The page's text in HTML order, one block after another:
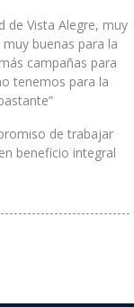
de Vista Alegre, muy
buenas para la
campañas para
tenemos para la
de trabajar
beneficio integral